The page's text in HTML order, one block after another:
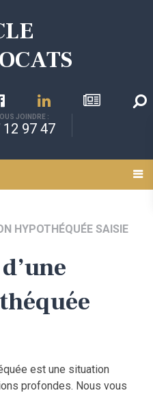
JOINDRE :
12 97 47
HYPOTHÉQUÉE SAISIE
est une situation
profondes. Nous vous